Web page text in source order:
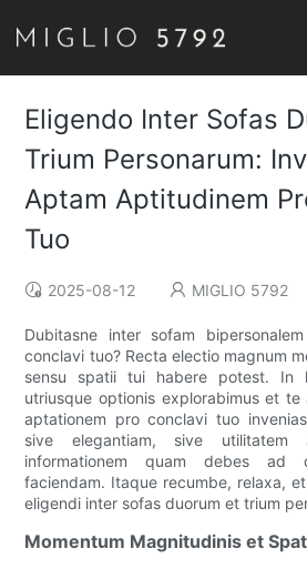
Eligendo Inter Sofas
Trium Personarum:
Aptam Aptitudinem
Tuo
2025-08-12 MIGLIO 5792
Dubitasne inter sofam
conclavi tuo? Recta electio magnum
sensu spatii tui habere potest. In
utriusque optionis explorabimus et
aptationem pro conclavi tuo
sive elegantiam, sive utilitatem
informationem quam debes ad
faciendam. Itaque recumbe, relaxa,
eligendi inter sofas duorum et trium
Momentum Magnitudinis et